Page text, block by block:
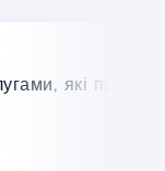
які пропонує